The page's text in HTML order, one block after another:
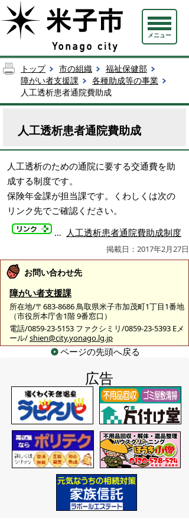
メニュー
トップ 市の組織
福祉保健部
障がい者支援課
各種助成等の事業
人工透析患者通院費助成
人工透析患者通院費助成
人工透析のための通院に要する交通費を助
成する制度です。
保険年金課が担当課です。くわしくは次の
リンク先でご確認ください。
… 人工透析患者通院費助成制度
掲載日：2017年2月27日
お問い合わせ先
障がい者支援課
所在地/〒683-8686 鳥取県米子市加茂町1丁目1番地
（市役所本庁舎1階 9番窓口）
電話/0859-23-5153 ファクシミリ/0859-23-5393 Eメ
ール/shien@city.yonago.lg.jp
ページの先頭へ戻る
広告